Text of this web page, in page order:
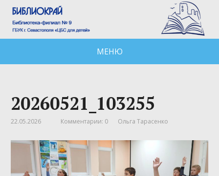
МЕНЮ
20260521_103255
22.05.2026 Комментарии: 0 Ольга Тарасенко